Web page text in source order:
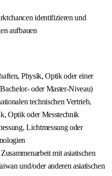
identifizieren und
aufbauen
Physik, Optik oder einer
oder Master-Niveau)
technischen Vertrieb,
Optik oder Messtechnik
Lichtmessung oder
mit asiatischen
und/oder anderen asiatischen